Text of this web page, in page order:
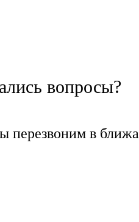
вопросы?
перезвоним в